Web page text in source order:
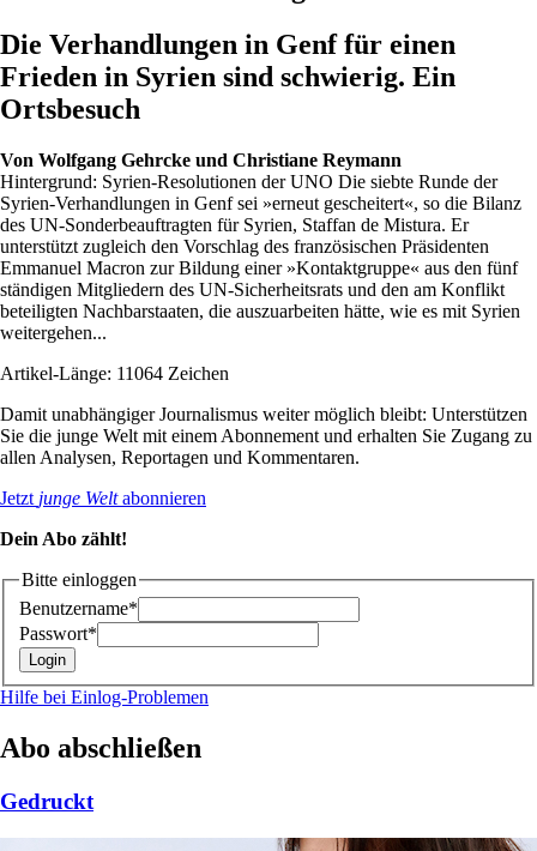
Die Verhandlungen in Genf für einen
Frieden in Syrien sind schwierig. Ein
Ortsbesuch
Von Wolfgang Gehrcke und Christiane Reymann
Hintergrund: Syrien-Resolutionen der UNO Die siebte Runde der
Syrien-Verhandlungen in Genf sei »erneut gescheitert«, so die Bilanz
des UN-Sonderbeauftragten für Syrien, Staffan de Mistura. Er
unterstützt zugleich den Vorschlag des französischen Präsidenten
Emmanuel Macron zur Bildung einer »Kontaktgruppe« aus den fünf
ständigen Mitgliedern des UN-Sicherheitsrats und den am Konflikt
beteiligten Nachbarstaaten, die auszuarbeiten hätte, wie es mit Syrien
weitergehen...
Artikel-Länge: 11064 Zeichen
Damit unabhängiger Journalismus weiter möglich bleibt: Unterstützen
Sie die junge Welt mit einem Abonnement und erhalten Sie Zugang zu
allen Analysen, Reportagen und Kommentaren.
Jetzt junge Weltabonnieren
Dein Abo zählt!
Bitte einloggen
Benutzername*
Passwort*
Hilfe bei Einlog-Problemen
Abo abschließen
Gedruckt